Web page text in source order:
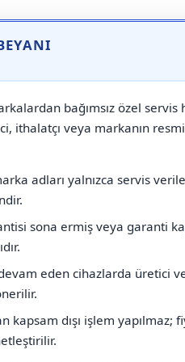
bağımsız özel servis
ithalatçı veya markanın
adları yalnızca servis
sona ermiş veya garanti
eden cihazlarda üretici
kapsam dışı işlem yapılmaz;
⚠️ Markadan
geçerek